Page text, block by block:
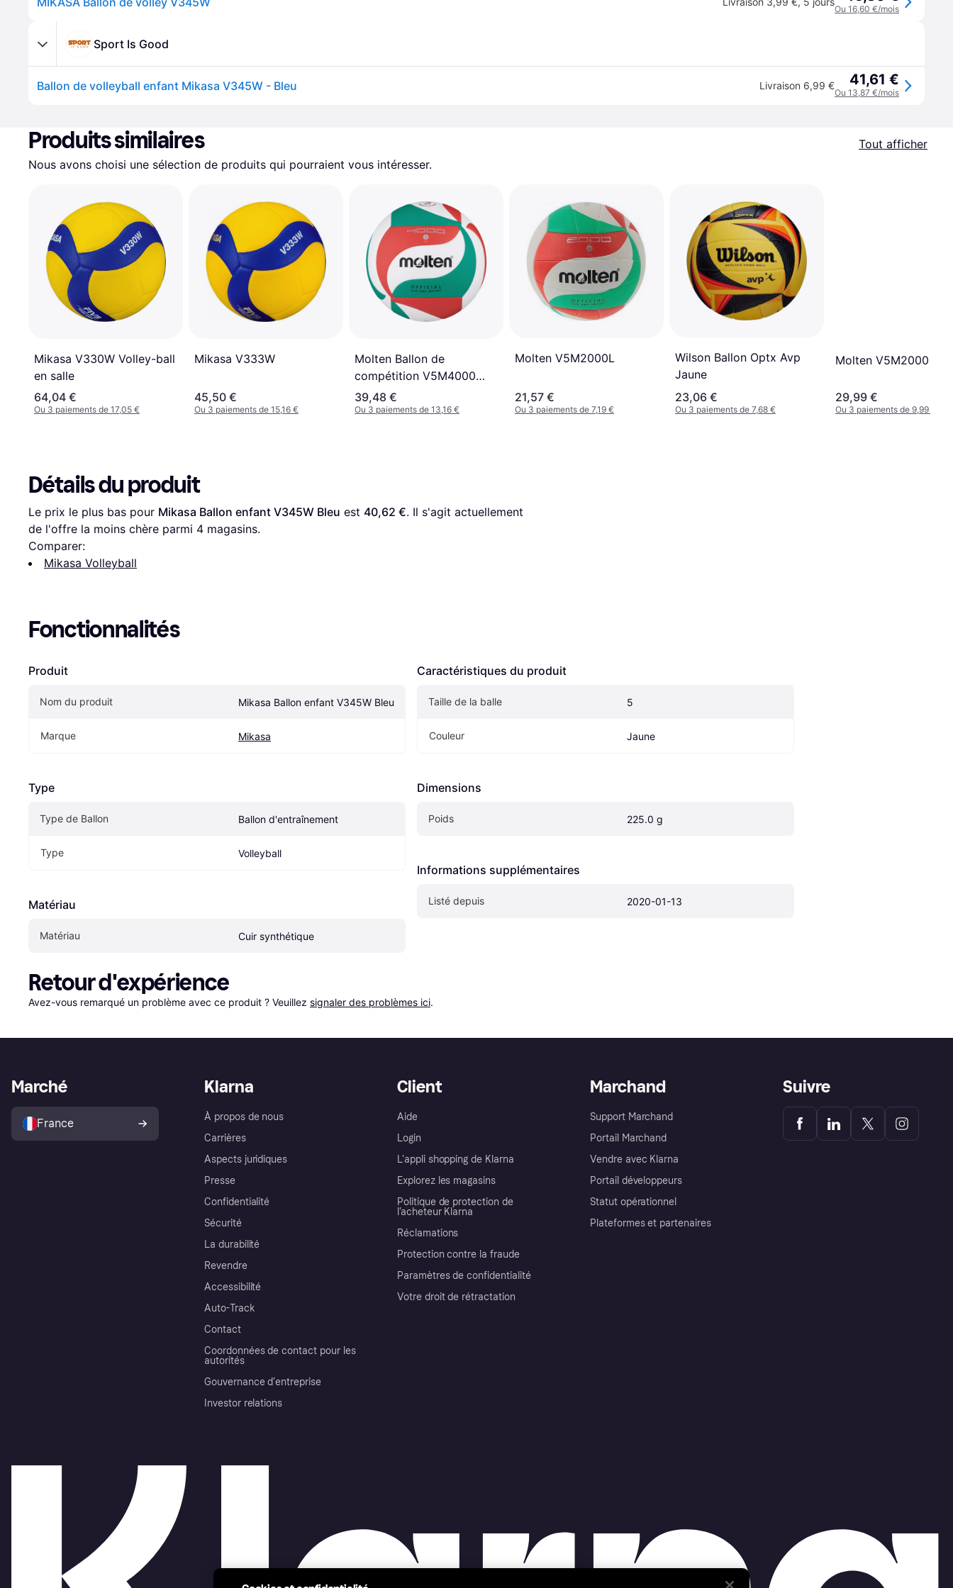
Ou 16,60 €/mois
Sport Is Good
Ballon de volleyball enfant Mikasa V345W - Bleu Livraison 6,99 € 41,61 €
Ou 13,87 €/mois
Produits similaires
Tout afficher
Nous avons choisi une sélection de produits qui pourraient vous intéresser.
Mikasa V330W Volley-ball
en salle
64,04 €
Ou 3 paiements de 17,05 €
Mikasa V333W
45,50 €
Ou 3 paiements de 15,16 €
Molten Ballon de
compétition V5M4000
Blanc
39,48 €
Ou 3 paiements de 13,16 €
Molten V5M2000L
21,57 €
Ou 3 paiements de 7,19 €
Wilson Ballon Optx Avp
Jaune
23,06 €
Ou 3 paiements de 7,68 €
Molten V5M2000
29,99 €
Ou 3 paiements de 9,99 €
Détails du produit
Le prix le plus bas pour Mikasa Ballon enfant V345W Bleu est 40,62 €. Il s'agit actuellement
de l'offre la moins chère parmi 4 magasins.
Comparer:
Mikasa Volleyball
Fonctionnalités
Produit
Nom du produit Mikasa Ballon enfant V345W Bleu
Marque Mikasa
Type
Type de Ballon Ballon d'entraînement
Type Volleyball
Matériau
Matériau Cuir synthétique
Caractéristiques du produit
Taille de la balle 5
Couleur Jaune
Dimensions
Poids 225.0 g
Informations supplémentaires
Listé depuis 2020-01-13
Retour d'expérience
Avez-vous remarqué un problème avec ce produit ? Veuillez signaler des problèmes ici.
Klarna
À propos de nous
Carrières
Aspects juridiques
Presse
Confidentialité
Sécurité
La durabilité
Revendre
Accessibilité
Auto-Track
Contact
Coordonnées de contact pour les
autorités
Gouvernance d’entreprise
Investor relations
Client
Aide
Login
L'appli shopping de Klarna
Explorez les magasins
Politique de protection de
l’acheteur Klarna
Réclamations
Protection contre la fraude
Paramètres de confidentialité
Votre droit de rétractation
Marchand
Support Marchand
Portail Marchand
Vendre avec Klarna
Portail développeurs
Statut opérationnel
Plateformes et partenaires
Marché
France
Suivre